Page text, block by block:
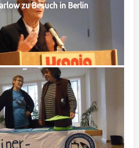
zu Besuch in Berlin